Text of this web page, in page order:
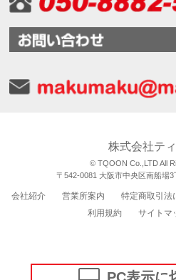
株式会社テ
© TQOON Co.,LTD All
〒542-0081 大阪市中央区南船場
会社紹介 営業所案内 特定商取引法
利用規約
サイトマ